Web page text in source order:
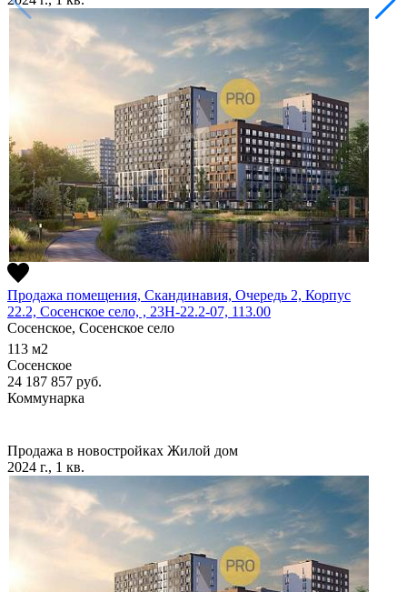
Продажа помещения, Скандинавия, Очередь 2, Корпус
22.2, Сосенское село, , 23Н-22.2-07, 113.00
Сосенское, Сосенское село
113 м2
Сосенское
24 187 857 руб.
Коммунарка
Продажа в новостройках Жилой дом
2024 г., 1 кв.